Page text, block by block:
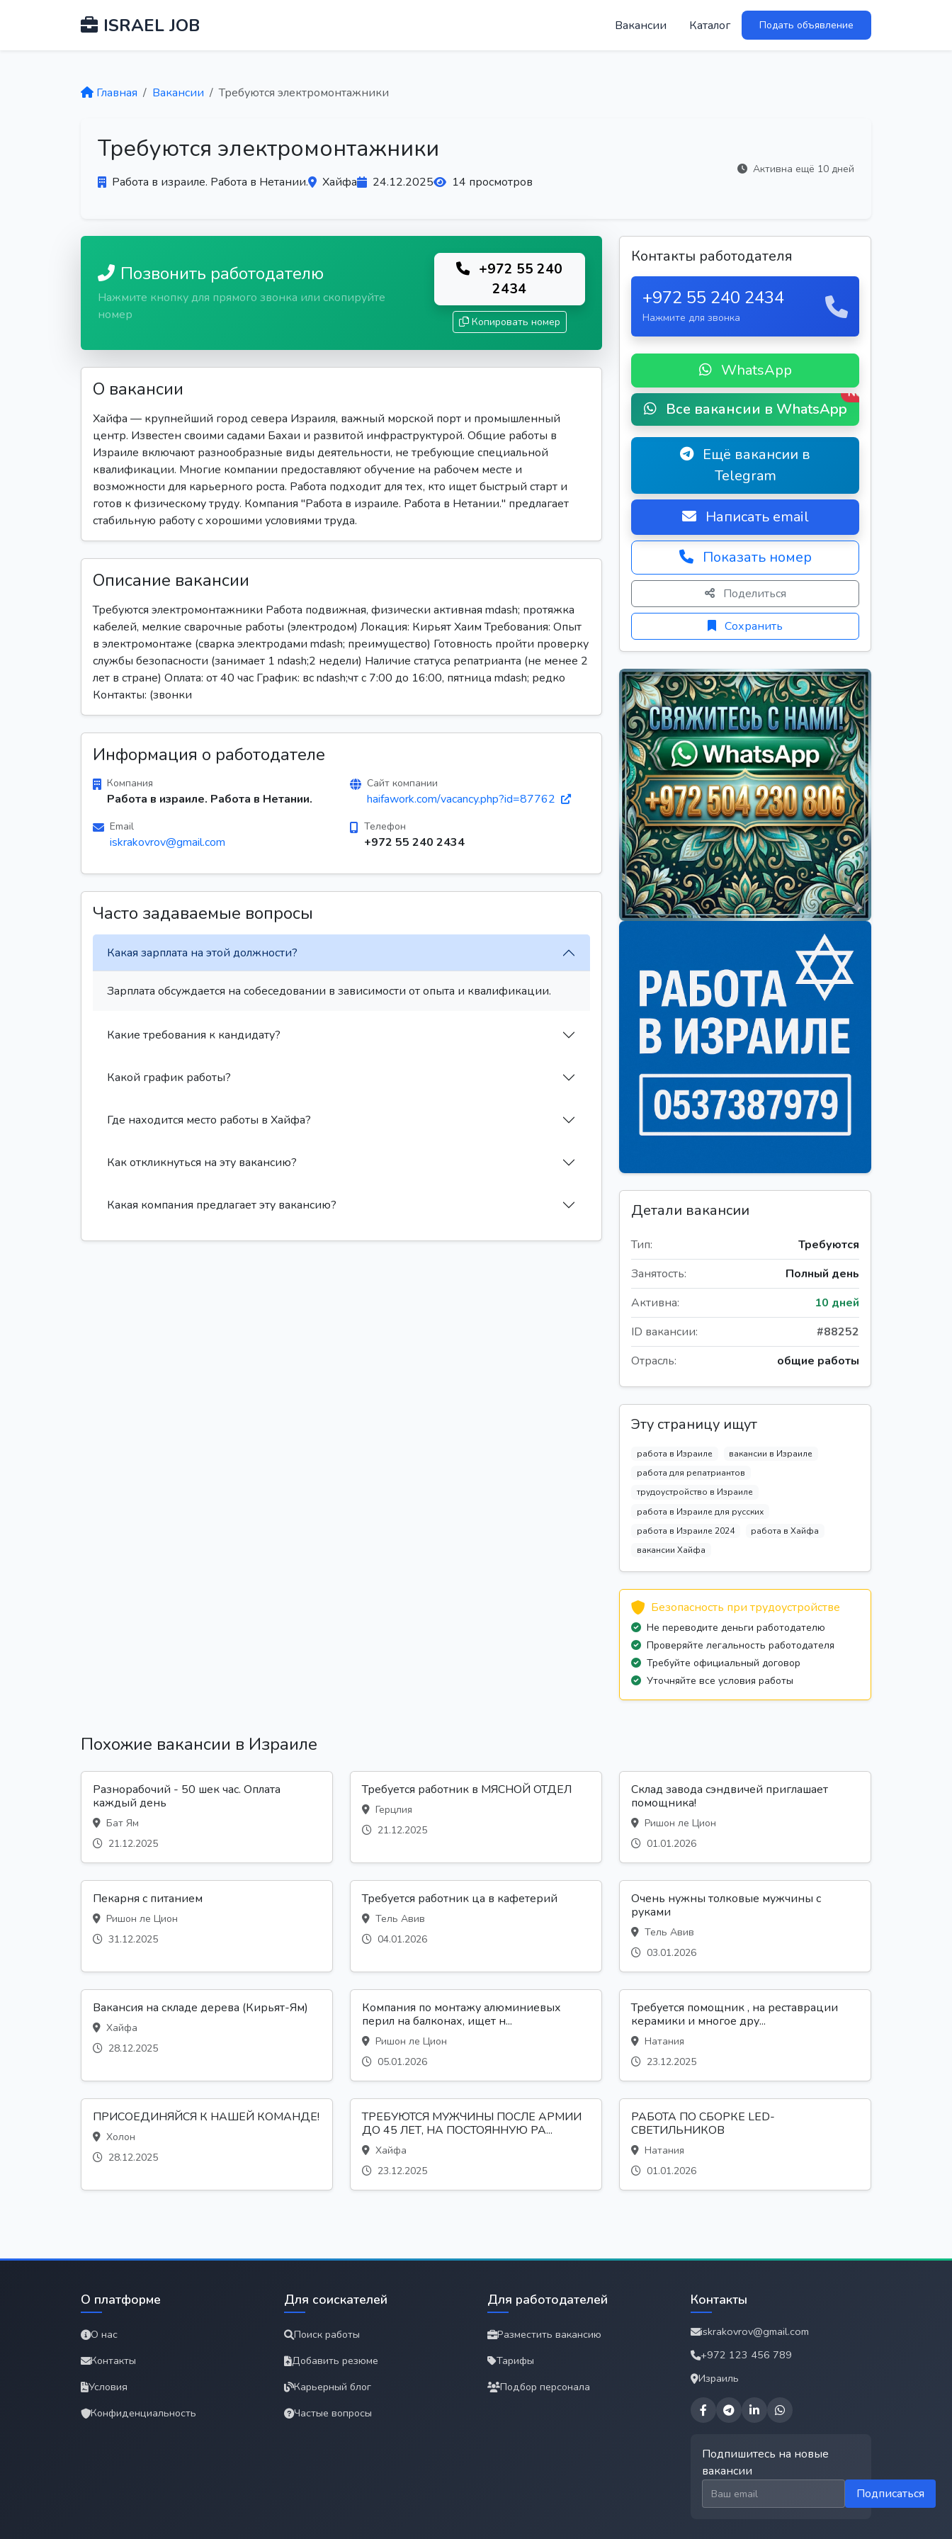
ISRAEL JOB Вакансии Каталог Подать объявление
Главная Вакансии Требуются электромонтажники
Требуются электромонтажники
Работа в израиле. Работа в Нетании. Хайфа 24.12.2025 14 просмотров
Активна ещё 10 дней
Позвонить работодателю
Нажмите кнопку для прямого звонка или скопируйте
номер
+972 55 240
2434
Копировать номер
О вакансии
Хайфа — крупнейший город севера Израиля, важный морской порт и промышленный
центр. Известен своими садами Бахаи и развитой инфраструктурой. Общие работы в
Израиле включают разнообразные виды деятельности, не требующие специальной
квалификации. Многие компании предоставляют обучение на рабочем месте и
возможности для карьерного роста. Работа подходит для тех, кто ищет быстрый старт и
готов к физическому труду. Компания "Работа в израиле. Работа в Нетании." предлагает
стабильную работу с хорошими условиями труда.
Описание вакансии
Требуются электромонтажники Работа подвижная, физически активная mdash; протяжка
кабелей, мелкие сварочные работы (электродом) Локация: Кирьят Хаим Требования: Опыт
в электромонтаже (сварка электродами mdash; преимущество) Готовность пройти проверку
службы безопасности (занимает 1 ndash;2 недели) Наличие статуса репатрианта (не менее 2
лет в стране) Оплата: от 40 час График: вс ndash;чт с 7:00 до 16:00, пятница mdash; редко
Контакты: (звонки
Информация о работодателе
Компания
Работа в израиле. Работа в Нетании.
Сайт компании
haifawork.com/vacancy.php?id=87762
Email
iskrakovrov@gmail.com
Телефон
+972 55 240 2434
Часто задаваемые вопросы
Какая зарплата на этой должности?
Зарплата обсуждается на собеседовании в зависимости от опыта и квалификации.
Какие требования к кандидату?
Какой график работы?
Где находится место работы в Хайфа?
Как откликнуться на эту вакансию?
Какая компания предлагает эту вакансию?
Контакты работодателя
+972 55 240 2434
Нажмите для звонка
WhatsApp
Все вакансии в WhatsApp
New
Ещё вакансии в
Telegram
Написать email
Показать номер
Поделиться
Сохранить
Детали вакансии
Тип:
Требуются
Занятость:
Полный день
Активна:
10 дней
ID вакансии:
#88252
Отрасль:
общие работы
Эту страницу ищут
работа в Израиле
вакансии в Израиле
работа для репатриантов
трудоустройство в Израиле
работа в Израиле для русских
работа в Израиле 2024
работа в Хайфа
вакансии Хайфа
Безопасность при трудоустройстве
Не переводите деньги работодателю
Проверяйте легальность работодателя
Требуйте официальный договор
Уточняйте все условия работы
Похожие вакансии в Израиле
Разнорабочий - 50 шек час. Оплата
каждый день
Бат Ям
21.12.2025
Требуется работник в МЯСНОЙ ОТДЕЛ
Герцлия
21.12.2025
Склад завода сэндвичей приглашает
помощника!
Ришон ле Цион
01.01.2026
Пекарня с питанием
Ришон ле Цион
31.12.2025
Требуется работник ца в кафетерий
Тель Авив
04.01.2026
Очень нужны толковые мужчины с
руками
Тель Авив
03.01.2026
Вакансия на складе дерева (Кирьят-Ям)
Хайфа
28.12.2025
Компания по монтажу алюминиевых
перил на балконах, ищет н...
Ришон ле Цион
05.01.2026
Требуется помощник , на реставрации
керамики и многое дру...
Натания
23.12.2025
ПРИСОЕДИНЯЙСЯ К НАШЕЙ КОМАНДЕ!
Холон
28.12.2025
ТРЕБУЮТСЯ МУЖЧИНЫ ПОСЛЕ АРМИИ
ДО 45 ЛЕТ, НА ПОСТОЯННУЮ РА...
Хайфа
23.12.2025
РАБОТА ПО СБОРКЕ LED-
СВЕТИЛЬНИКОВ
Натания
01.01.2026
О платформе
О нас
Контакты
Условия
Конфиденциальность
Для соискателей
Поиск работы
Добавить резюме
Карьерный блог
Частые вопросы
Для работодателей
Разместить вакансию
Тарифы
Подбор персонала
Контакты
iskrakovrov@gmail.com
+972 123 456 789
Израиль
Подпишитесь на новые
вакансии
Email для подписки
Подписаться